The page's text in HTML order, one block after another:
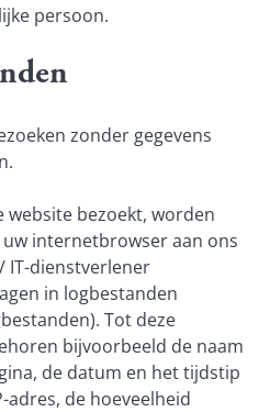
persoon.
zonder gegevens
website bezoekt, worden
internetbrowser aan ons
IT-dienstverlener
in logbestanden
Tot deze
bijvoorbeeld de naam
de datum en het tijdstip
adres, de hoeveelheid